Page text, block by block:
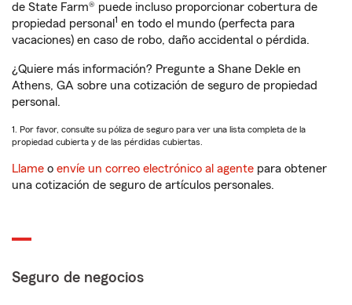
de State Farm® puede incluso proporcionar cobertura de
propiedad personal 1 en todo el mundo (perfecta para
vacaciones) en caso de robo, daño accidental o pérdida.
¿Quiere más información? Pregunte a Shane Dekle en
Athens, GA sobre una cotización de seguro de propiedad
personal.
1. Por favor, consulte su póliza de seguro para ver una lista completa de la
propiedad cubierta y de las pérdidas cubiertas.
Llame o envíe un correo electrónico al agente para obtener
una cotización de seguro de artículos personales.
Seguro de negocios